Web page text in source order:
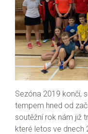
Sezóna 2019 končí,
tempem hned od
soutěžní rok nám již
které letos ve dnech